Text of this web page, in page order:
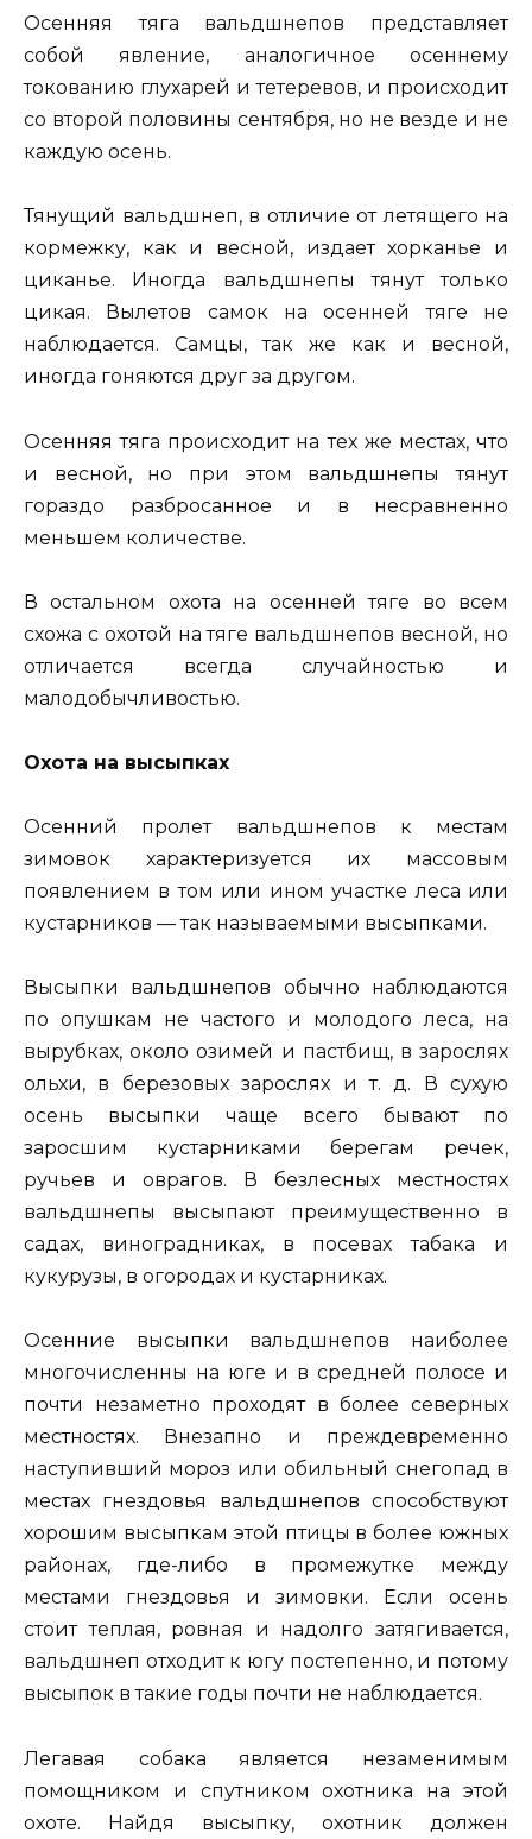
Осенняя тяга вальдшнепов представляет
собой явление, аналогичное осеннему
токованию глухарей и тетеревов, и происходит
со второй половины сентября, но не везде и не
каждую осень.
Тянущий вальдшнеп, в отличие от летящего на
кормежку, как и весной, издает хорканье и
циканье. Иногда вальдшнепы тянут только
цикая. Вылетов самок на осенней тяге не
наблюдается. Самцы, так же как и весной,
иногда гоняются друг за другом.
Осенняя тяга происходит на тех же местах, что
и весной, но при этом вальдшнепы тянут
гораздо разбросанное и в несравненно
меньшем количестве.
В остальном охота на осенней тяге во всем
схожа с охотой на тяге вальдшнепов весной, но
отличается всегда случайностью и
малодобычливостью.
Охота на высыпках
Осенний пролет вальдшнепов к местам
зимовок характеризуется их массовым
появлением в том или ином участке леса или
кустарников — так называемыми высыпками.
Высыпки вальдшнепов обычно наблюдаются
по опушкам не частого и молодого леса, на
вырубках, около озимей и пастбищ, в зарослях
ольхи, в березовых зарослях и т. д. В сухую
осень высыпки чаще всего бывают по
заросшим кустарниками берегам речек,
ручьев и оврагов. В безлесных местностях
вальдшнепы высыпают преимущественно в
садах, виноградниках, в посевах табака и
кукурузы, в огородах и кустарниках.
Осенние высыпки вальдшнепов наиболее
многочисленны на юге и в средней полосе и
почти незаметно проходят в более северных
местностях. Внезапно и преждевременно
наступивший мороз или обильный снегопад в
местах гнездовья вальдшнепов способствуют
хорошим высыпкам этой птицы в более южных
районах, где-либо в промежутке между
местами гнездовья и зимовки. Если осень
стоит теплая, ровная и надолго затягивается,
вальдшнеп отходит к югу постепенно, и потому
высыпок в такие годы почти не наблюдается.
Легавая собака является незаменимым
помощником и спутником охотника на этой
охоте. Найдя высыпку, охотник должен